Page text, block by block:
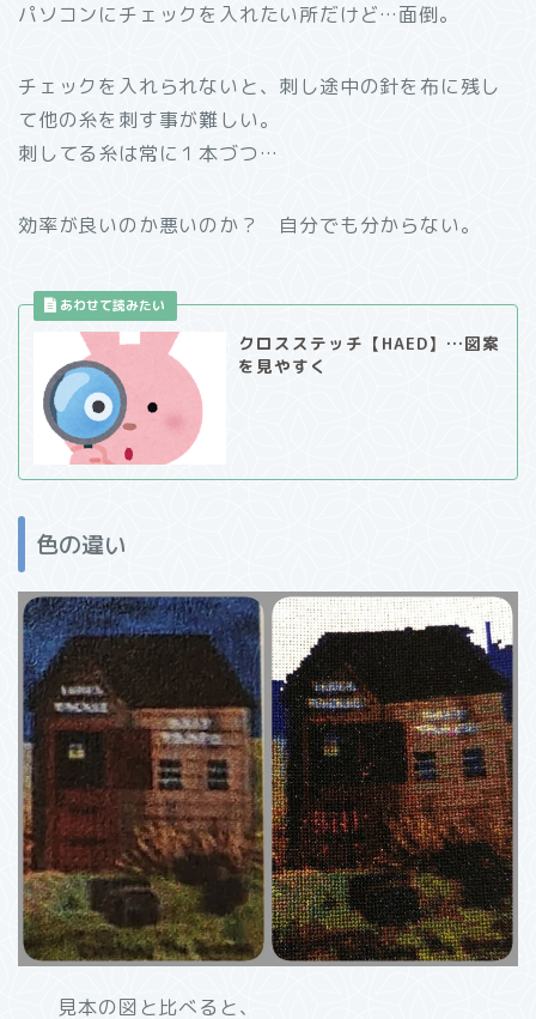
パソコンにチェックを入れたい所だけど…面倒。
チェックを入れられないと、刺し途中の針を布に残し
て他の糸を刺す事が難しい。
刺してる糸は常に１本づつ…
効率が良いのか悪いのか？ 自分でも分からない。
クロスステッチ【HAED】…図案
を見やすく
色の違い
見本の図と比べると、